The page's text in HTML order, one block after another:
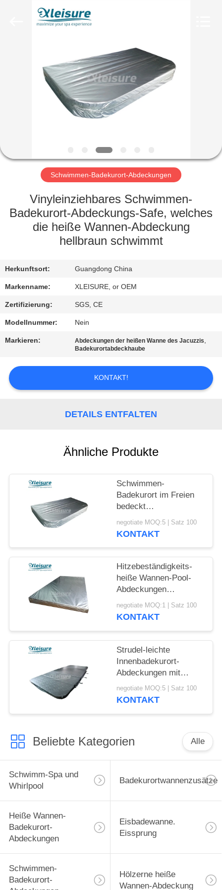
PRODUKTE
FABRIK
QUALITÄTSKONTROLLE
KONTAKT
REFERENZEN
SITEMAP
PRIVACY
Schwimmen-Badekurort-Abdeckungen
Vinyleinziehbares Schwimmen-
Badekurort-Abdeckungs-Safe, welches
die heiße Wannen-Abdeckung
hellbraun schwimmt
Herkunftsort: Guangdong China
Markenname: XLEISURE, or OEM
Zertifizierung: SGS, CE
Modellnummer: Nein
Markieren: Abdeckungen der heißen Wanne des Jacuzzis,
Badekurortabdeckhaube
KONTAKT!
DETAILS ENTFALTEN
Ähnliche Produkte
Schwimmen-
Badekurort im Freien
bedeckt
Energieeffizienz-
thermische heiße
negotiate MOQ:5 | Satz 100
KONTAKT
Hitzebeständigkeits-
heiße Wannen-Pool-
Abdeckungen
erweiterten
Polystyreneabric-
negotiate MOQ:1 | Satz 100
KONTAKT
Strudel-leichte
Innenbadekurort-
Abdeckungen mit
Schlüsselverschluß 4
Zoll-Stärke
negotiate MOQ:5 | Satz 100
KONTAKT
Beliebte Kategorien Alle
Schwimm-Spa und
Whirlpool
Badekurortwannenzusätze
Heiße Wannen-
Badekurort-
Abdeckungen
Eisbadewanne.
Eissprung
Schwimmen-
Badekurort-
Hölzerne heiße
Wannen-Abdeckung